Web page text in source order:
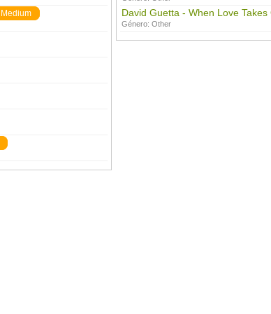
Medium David Guetta - When Love Takes
Género: Other